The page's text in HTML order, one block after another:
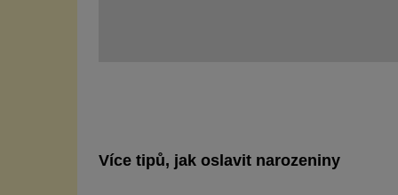
Více tipů, jak oslavit narozeniny